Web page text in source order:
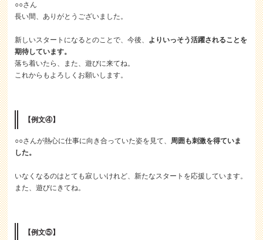
○○さん
長い間、ありがとうございました。
新しいスタートになるとのことで、今後、 よりいっそう活躍されることを
期待しています。
落ち着いたら、また、遊びに来てね。
これからもよろしくお願いします。
【例文④】
○○さんが熱心に仕事に向き合っていた姿を見て、 周囲も刺激を得ていま
した。
いなくなるのはとても寂しいけれど、新たなスタートを応援しています。
また、遊びにきてね。
【例文⑤】